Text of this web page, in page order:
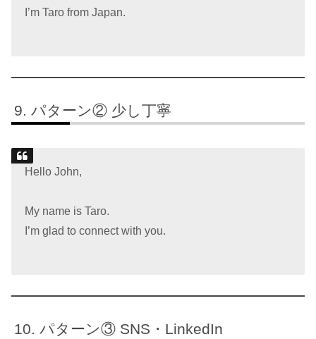
I’m Taro from Japan.
パターン② 少し丁寧
Hello John,
My name is Taro.
I’m glad to connect with you.
パターン③ SNS・LinkedIn